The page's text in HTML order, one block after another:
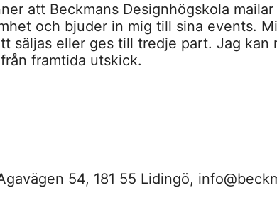
att Beckmans Designhögskola
och bjuder in mig till sina events.
säljas eller ges till tredje part. Jag kan
framtida utskick.
54, 181 55 Lidingö,